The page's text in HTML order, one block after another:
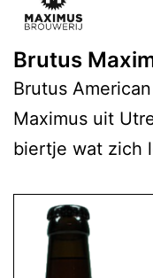
Brutus
Brutus
Maximus uit
biertje wat zich